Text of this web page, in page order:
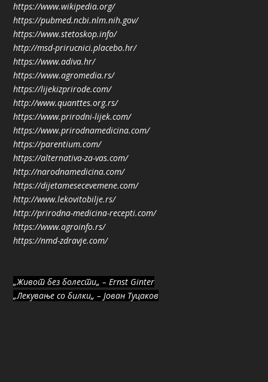
https://www.wikipedia.org/
https://pubmed.ncbi.nlm.nih.gov/
https://www.stetoskop.info/
http://msd-prirucnici.placebo.hr/
https://www.adiva.hr/
https://www.agromedia.rs/
https://lijekizprirode.com/
http://www.quanttes.org.rs/
https://www.prirodni-lijek.com/
https://www.prirodnamedicina.com/
https://parentium.com/
https://alternativa-za-vas.com/
http://narodnamedicina.com/
https://dijetamesecevemene.com/
http://www.lekovitobilje.rs/
http://prirodna-medicina-recepti.com/
https://www.agroinfo.rs/
https://nmd-zdravje.com/
„Живот без болести„ – Ernst Ginter
„Лекување со билки„ – Јован Туцаков